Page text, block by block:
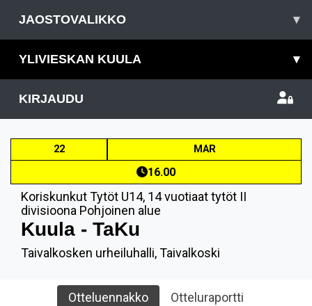
JAOSTOVALIKKO ▾
YLIVIESKAN KUULA ▾
KIRJAUDU
22 MAR
16.00
Koriskunkut Tytöt U14, 14 vuotiaat tytöt II
divisioona Pohjoinen alue
Kuula - TaKu
Taivalkosken urheiluhalli, Taivalkoski
Otteluennakko Otteluraportti